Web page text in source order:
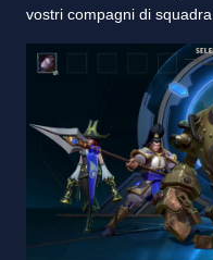
vostri compagni di squadra.